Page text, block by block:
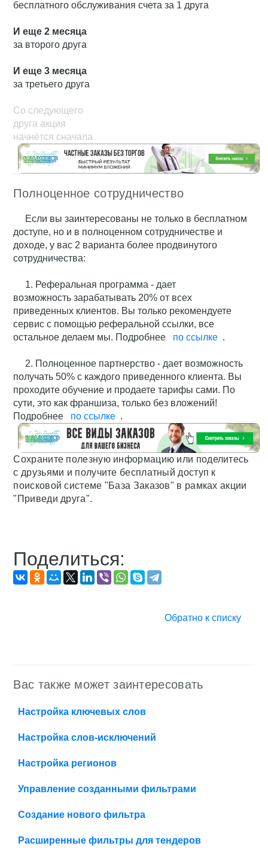
бесплатного обслуживания счета за 1 друга
И еще 2 месяца
за второго друга
И еще 3 месяца
за третьего друга
Со следующего
друга акция
начнётся сначала
Полноценное сотрудничество
Если вы заинтересованы не только в бесплатном
доступе, но и в полноценном сотрудничестве и
доходе, у вас 2 варианта более продвинутого
сотрудничества:
1. Реферальная программа - дает
возможность зарабатывать 20% от всех
приведенных клиентов. Вы только рекомендуете
сервис с помощью реферальной ссылки, все
остальное делаем мы. Подробнее
по ссылке .
2. Полноценное партнерство - дает возможность
получать 50% с каждого приведенного клиента. Вы
проходите обучение и продаете тарифы сами. По
сути, это как франшиза, только без вложений!
Подробнее
по ссылке .
Сохраните полезную информацию или поделитесь
с друзьями и получите бесплатный доступ к
поисковой системе "База Заказов" в рамках акции
"Приведи друга".
Поделиться:
Обратно к списку
Вас также может заинтересовать
Настройка ключевых слов
Настройка слов-исключений
Настройка регионов
Управление созданными фильтрами
Создание нового фильтра
Расширенные фильтры для тендеров